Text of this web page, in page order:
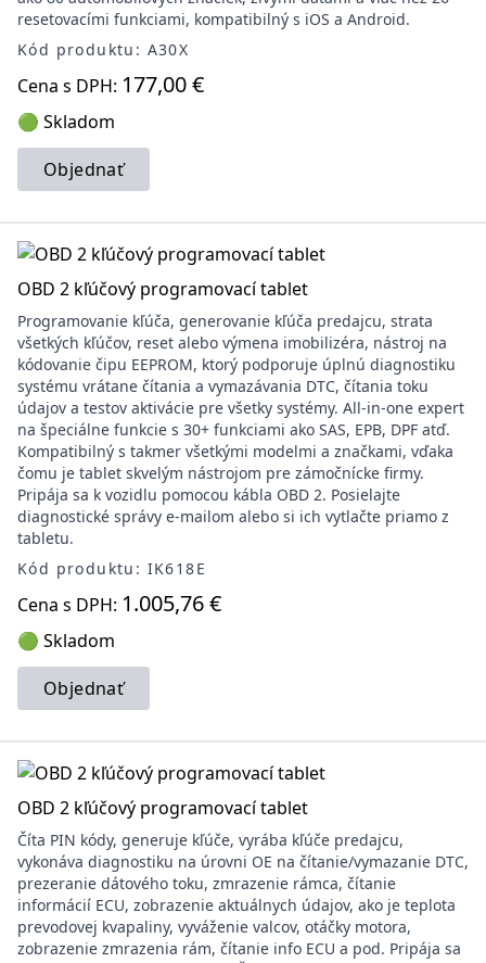
resetovacími funkciami, kompatibilný s iOS a Android.
Kód produktu: A30X
Cena s DPH: 177,00 €
🟢 Skladom
Objednať
OBD 2 kľúčový programovací tablet
Programovanie kľúča, generovanie kľúča predajcu, strata
všetkých kľúčov, reset alebo výmena imobilizéra, nástroj na
kódovanie čipu EEPROM, ktorý podporuje úplnú diagnostiku
systému vrátane čítania a vymazávania DTC, čítania toku
údajov a testov aktivácie pre všetky systémy. All-in-one expert
na špeciálne funkcie s 30+ funkciami ako SAS, EPB, DPF atď.
Kompatibilný s takmer všetkými modelmi a značkami, vďaka
čomu je tablet skvelým nástrojom pre zámočnícke firmy.
Pripája sa k vozidlu pomocou kábla OBD 2. Posielajte
diagnostické správy e-mailom alebo si ich vytlačte priamo z
tabletu.
Kód produktu: IK618E
Cena s DPH: 1.005,76 €
🟢 Skladom
Objednať
OBD 2 kľúčový programovací tablet
Číta PIN kódy, generuje kľúče, vyrába kľúče predajcu,
vykonáva diagnostiku na úrovni OE na čítanie/vymazanie DTC,
prezeranie dátového toku, zmrazenie rámca, čítanie
informácií ECU, zobrazenie aktuálnych údajov, ako je teplota
prevodovej kvapaliny, vyváženie valcov, otáčky motora,
zobrazenie zmrazenia rám, čítanie info ECU a pod. Pripája sa